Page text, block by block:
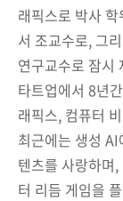
래픽스로 박사
서 조교수로, 그
연구교수로 잠시
타트업에서 8년
래픽스, 컴퓨터
최근에는 생성
텐츠를 사랑하며
터 리듬 게임을